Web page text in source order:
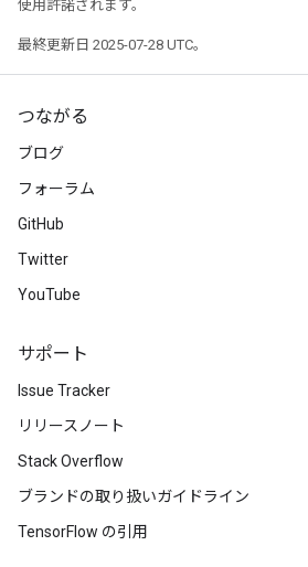
使用許諾されます。
最終更新日 2025-07-28 UTC。
つながる
ブログ
フォーラム
GitHub
Twitter
YouTube
サポート
Issue Tracker
リリースノート
Stack Overflow
ブランドの取り扱いガイドライン
TensorFlow の引用